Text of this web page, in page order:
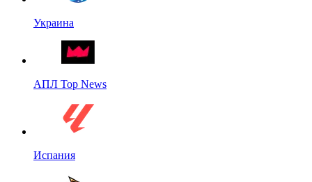
Украина
АПЛ Top News
Испания